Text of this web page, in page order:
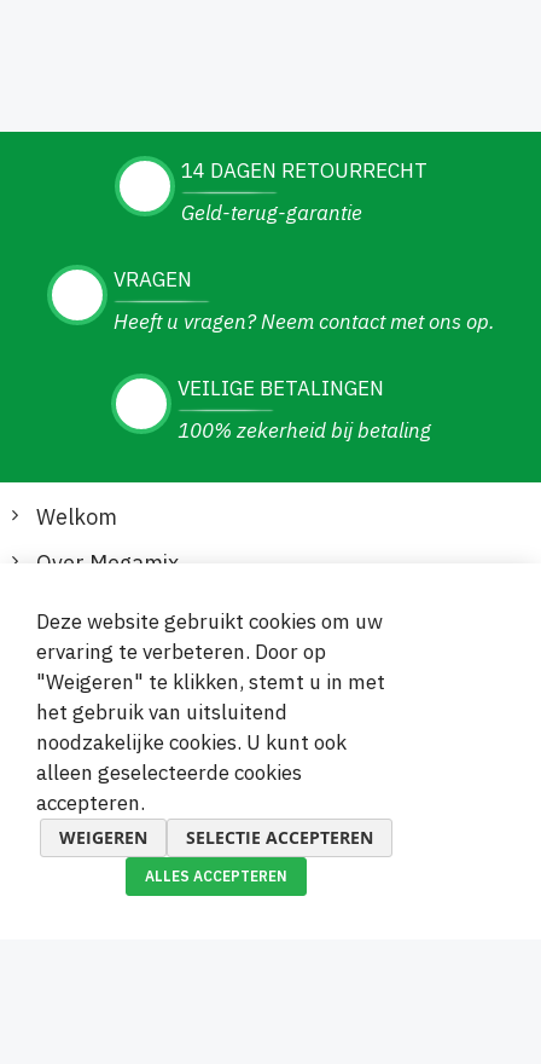
14 DAGEN RETOURRECHT
Geld-terug-garantie
VRAGEN
Heeft u vragen? Neem contact met ons op.
VEILIGE BETALINGEN
100% zekerheid bij betaling
Welkom
Over Megamix
Informatie
Klantenservice
Veilige en gemakkelijke betalingen
Deze website gebruikt cookies om uw
ervaring te verbeteren. Door op
"Weigeren" te klikken, stemt u in met
het gebruik van uitsluitend
noodzakelijke cookies. U kunt ook
alleen geselecteerde cookies
accepteren.
WEIGEREN SELECTIE ACCEPTEREN
ALLES ACCEPTEREN